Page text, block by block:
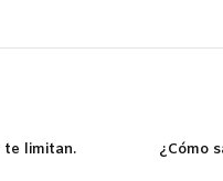
te limitan. ¿Cómo